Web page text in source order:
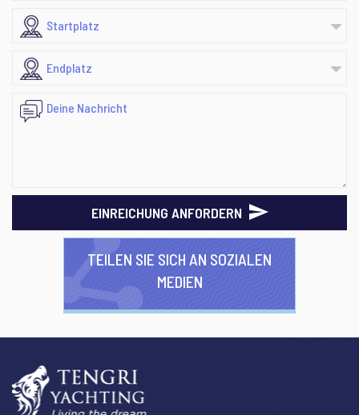
EINREICHUNG ANFORDERN
TEILEN SIE SICH AN SOZIALEN
MEDIEN